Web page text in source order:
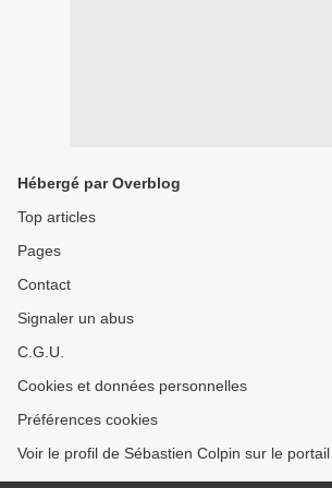
Hébergé par Overblog
Top articles
Pages
Contact
Signaler un abus
C.G.U.
Cookies et données personnelles
Préférences cookies
Voir le profil de Sébastien Colpin sur le